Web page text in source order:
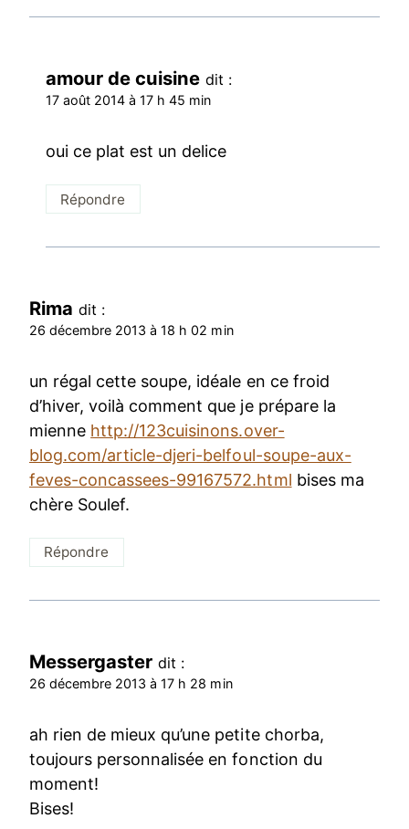
amour de cuisine dit :
17 août 2014 à 17 h 45 min
oui ce plat est un delice
Répondre
Rima dit :
26 décembre 2013 à 18 h 02 min
un régal cette soupe, idéale en ce froid
d’hiver, voilà comment que je prépare la
mienne http://123cuisinons.over-
blog.com/article-djeri-belfoul-soupe-aux-
feves-concassees-99167572.html bises ma
chère Soulef.
Répondre
Messergaster dit :
26 décembre 2013 à 17 h 28 min
ah rien de mieux qu’une petite chorba,
toujours personnalisée en fonction du
moment!
Bises!